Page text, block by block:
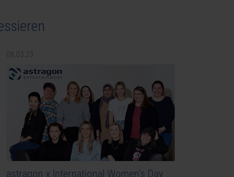
08.03.23
astragon x International Women's Day